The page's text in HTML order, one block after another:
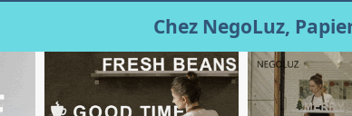
Chez NegoLuz,